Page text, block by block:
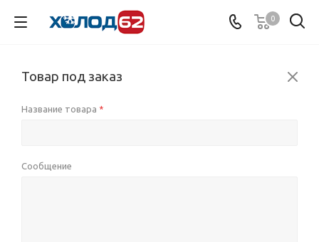
0
Товар под заказ
Название товара *
Сообщение